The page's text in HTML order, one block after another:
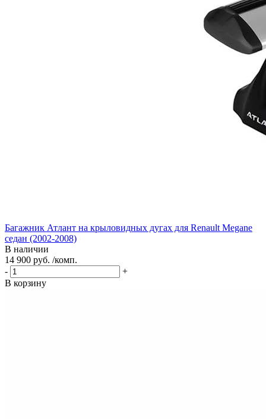
Багажник Атлант на крыловидных дугах для Renault Megane
седан (2002-2008)
В наличии
14 900 руб. /комп.
-
+
В корзину